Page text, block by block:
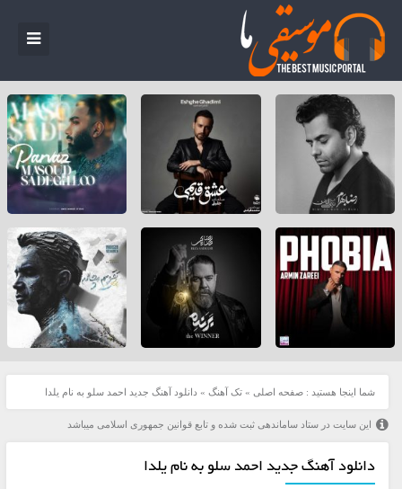
شما اینجا هستید : صفحه اصلی » تک آهنگ » دانلود آهنگ جدید احمد سلو به نام یلدا
این سایت در ستاد ساماندهی ثبت شده و تابع قوانین جمهوری اسلامی میباشد
دانلود آهنگ جدید احمد سلو به نام یلدا